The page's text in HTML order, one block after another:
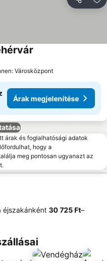
Városközpont
Árak megjelenítése
árak és foglalhatósági adatok
hogy a
meg pontosan ugyanazt az
éjszakánként ‎30 725 Ft–